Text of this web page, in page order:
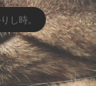
し時。